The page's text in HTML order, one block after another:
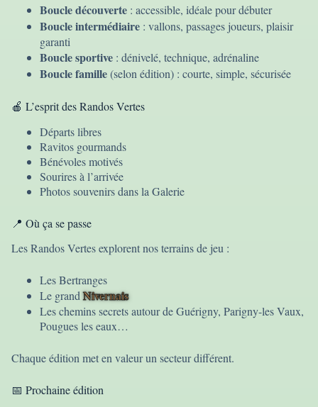
au
Boucle découverte : accessible, idéale pour débuter
Boucle intermédiaire : vallons, passages joueurs, plaisir
garanti
Boucle sportive : dénivelé, technique, adrénaline
Boucle famille(selon édition) : courte, simple, sécurisée
🍎 L’esprit des Randos Vertes
Départs libres
Ravitos gourmands
Bénévoles motivés
Sourires à l’arrivée
Photos souvenirs dans la Galerie
📍 Où ça se passe
Les Randos Vertes explorent nos terrains de jeu :
Les Bertranges
Le grandNivernais
Les chemins secrets autour de Guérigny, Parigny-les Vaux,
Pougues les eaux…
Chaque édition met en valeur un secteur différent.
📅 Prochaine édition